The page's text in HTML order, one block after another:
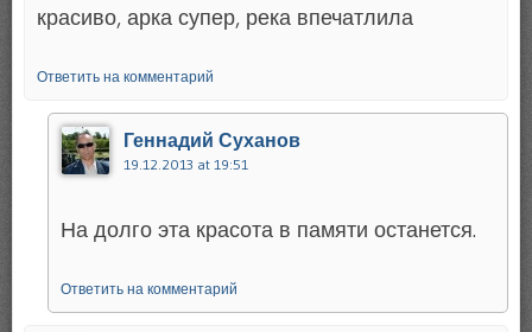
красиво, арка супер, река впечатлила
Ответить на комментарий
Геннадий Суханов
19.12.2013 at 19:51
На долго эта красота в памяти останется.
Ответить на комментарий